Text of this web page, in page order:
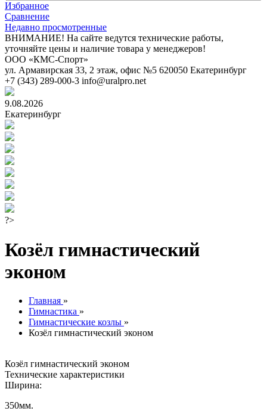
Избранное
Сравнение
Недавно просмотренные
ВНИМАНИЕ! На сайте ведутся технические работы,
уточняйте цены и наличие товара у менеджеров!
ООО «КМС-Спорт»
ул. Армавирская 33, 2 этаж, офис №5 620050 Екатеринбург
+7 (343) 289-000-3 info@uralpro.net
9.08.2026
Екатеринбург
?>
Козёл гимнастический
эконом
Главная »
Гимнастика »
Гимнастические козлы »
Козёл гимнастический эконом
Козёл гимнастический эконом
Технические характеристики
Ширина:
350мм.